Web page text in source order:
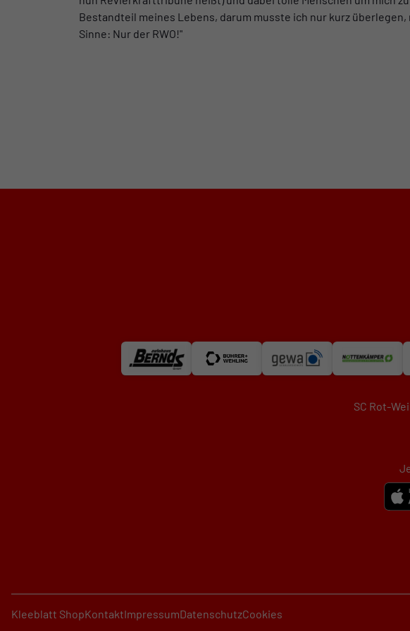
Bestandteil meines Lebens, darum musste ich nur kurz
Sinne: Nur der RWO!"
SC Rot-
Kleeblatt ShopKontaktImpressumDatenschutzCookies